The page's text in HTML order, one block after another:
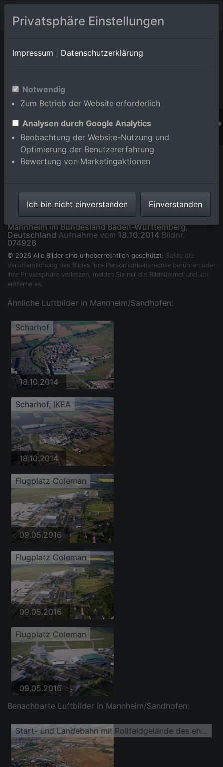
Orts-Album von Mannheim/Sandhofen
Württemberg,Deutschland
Im Shop bestellen
Scharhof, Coleman im Ortsteil Sandhofen in
Mannheim im Bundesland Baden-Württemberg,
Deutschland Aufnahme vom 18.10.2014 Bildnr.
074926
© 2026 Alle Bilder sind urheberrechtlich geschützt. Sollte die
Veröffentlichung des Bildes Ihre Persönlichkeitsrechte berühren oder
Ihre Privatsphäre verletzen, melden Sie mir die Bildnummer und ich
entferne es.
Ähnliche Luftbilder in Mannheim/Sandhofen:
Scharhof
18.10.2014
Scharhof, IKEA
18.10.2014
Flugplatz Coleman
09.05.2016
Flugplatz Coleman
09.05.2016
Flugplatz Coleman
09.05.2016
Benachbarte Luftbilder in Mannheim/Sandhofen:
Start- und Landebahn mit Rollfeldgelände des ehemaligen amerikanischen Hubschrauberflugplatz der Flugplatz Coleman
Privatsphäre Einstellungen
Impressum Datenschutzerklärung
Notwendig
Zum Betrieb der Website erforderlich
Analysen durch Google Analytics
Beobachtung der Website-Nutzung und
Optimierung der Benutzererfahrung
Bewertung von Marketingaktionen
Ich bin nicht einverstanden Einverstanden